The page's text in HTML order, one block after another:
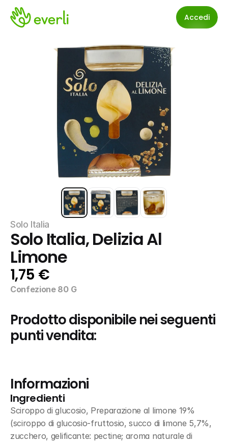
Accedi
Solo Italia
Solo Italia, Delizia Al
Limone
1,75 €
Confezione 80 G
Prodotto disponibile nei seguenti
punti vendita:
Informazioni
Ingredienti
Sciroppo di glucosio, Preparazione al limone 19%
(sciroppo di glucosio-fruttosio, succo di limone 5,7%,
zucchero, gelificante: pectine; aroma naturale di